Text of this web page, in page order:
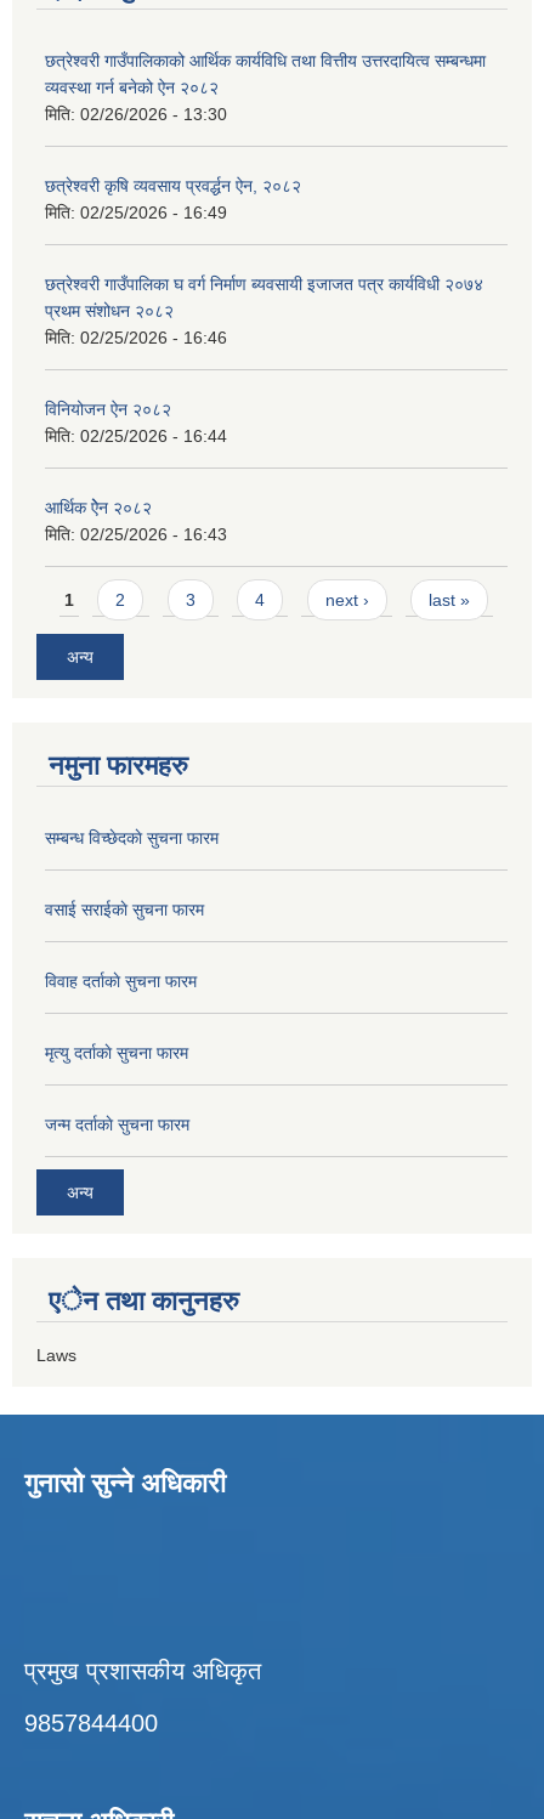
छत्रेश्वरी गाउँपालिकाको आर्थिक कार्यविधि तथा वित्तीय उत्तरदायित्व सम्बन्धमा
व्यवस्था गर्न बनेको ऐन २०८२
मिति: 02/26/2026 - 13:30
छत्रेश्‍वरी कृषि व्यवसाय प्रवर्द्धन ऐन, २०८२
मिति: 02/25/2026 - 16:49
छत्रेश्वरी गाउँपालिका घ वर्ग निर्माण ब्यवसायी इजाजत पत्र कार्यविधी २०७४
प्रथम संशोधन २०८२
मिति: 02/25/2026 - 16:46
विनियोजन ऐन २०८२
मिति: 02/25/2026 - 16:44
आर्थिक ऐेन २०८२
मिति: 02/25/2026 - 16:43
Pages
1 2 3 4 next › last »
अन्य
नमुना फारमहरु
सम्बन्ध विच्छेदकाे सुचना फारम
वसाई सराईकाे सुचना फारम
विवाह दर्ताकाे सुचना फारम
मृत्यु दर्ताकाे सुचना फारम
जन्म दर्ताकाे सुचना फारम
अन्य
एेन तथा कानुनहरु
Laws
गुनासो सुन्ने अधिकारी
प्रमुख प्रशासकीय अधिकृत
9857844400